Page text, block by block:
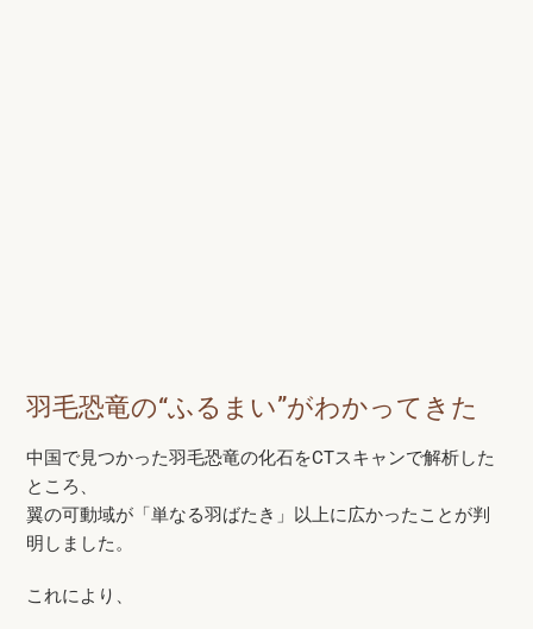
羽毛恐竜の“ふるまい”がわかってきた
中国で見つかった羽毛恐竜の化石をCTスキャンで解析した
ところ、
翼の可動域が「単なる羽ばたき」以上に広かったことが判
明しました。
これにより、